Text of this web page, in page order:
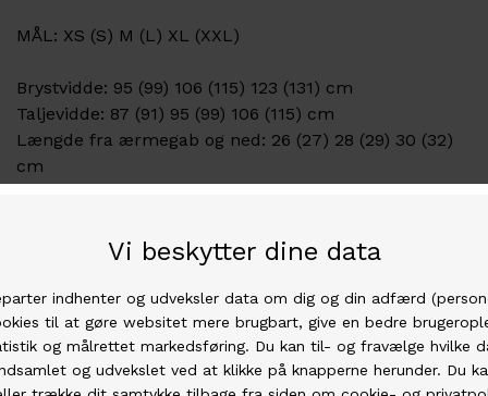
MÅL: XS (S) M (L) XL (XXL)
Brystvidde: 95 (99) 106 (115) 123 (131) cm
Taljevidde: 87 (91) 95 (99) 106 (115) cm
Længde fra ærmegab og ned: 26 (27) 28 (29) 30 (32)
cm
Raglan højde for/bag: 21/23 (22/24) 23/25 (24/26)
Ærmelængde under ærme: 44 (45) 46 (47) 47 (47) cm
Overarmsvidde: 37 (38) 41 (44) 45 (47) cm
Håndledsvidde: 18 (19) 19 (20) 21 (22) cm